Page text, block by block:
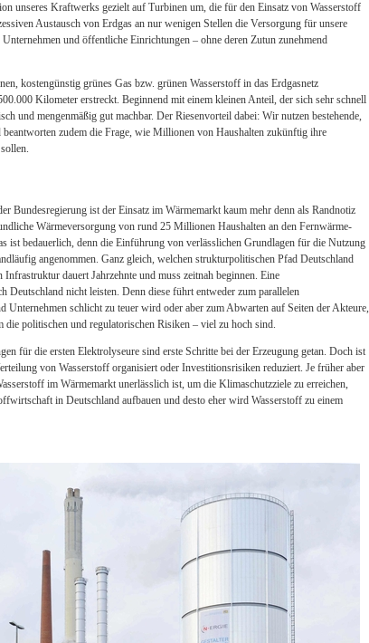
unseres Kraftwerks gezielt auf Turbinen um, die für den Einsatz von Wasserstoff
Austausch von Erdgas an nur wenigen Stellen die Versorgung für unsere
und öffentliche Einrichtungen – ohne deren Zutun zunehmend
kostengünstig grünes Gas bzw. grünen Wasserstoff in das Erdgasnetz
Kilometer erstreckt. Beginnend mit einem kleinen Anteil, der sich sehr schnell
und mengenmäßig gut machbar. Der Riesenvorteil dabei: Wir nutzen bestehende,
zudem die Frage, wie Millionen von Haushalten zukünftig ihre
Bundesregierung ist der Einsatz im Wärmemarkt kaum mehr denn als Randnotiz
Wärmeversorgung von rund 25 Millionen Haushalten an den Fernwärme-
ist bedauerlich, denn die Einführung von verlässlichen Grundlagen für die Nutzung
angenommen. Ganz gleich, welchen strukturpolitischen Pfad Deutschland
dauert Jahrzehnte und muss zeitnah beginnen. Eine
Deutschland nicht leisten. Denn diese führt entweder zum parallelen
Unternehmen schlicht zu teuer wird oder aber zum Abwarten auf Seiten der Akteure,
politischen und regulatorischen Risiken – viel zu hoch sind.
für die ersten Elektrolyseure sind erste Schritte bei der Erzeugung getan. Doch ist
von Wasserstoff organisiert oder Investitionsrisiken reduziert. Je früher aber
im Wärmemarkt unerlässlich ist, um die Klimaschutzziele zu erreichen,
in Deutschland aufbauen und desto eher wird Wasserstoff zu einem